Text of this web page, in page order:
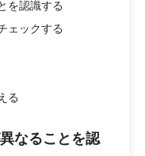
を認識する
ェックする
る
なることを認